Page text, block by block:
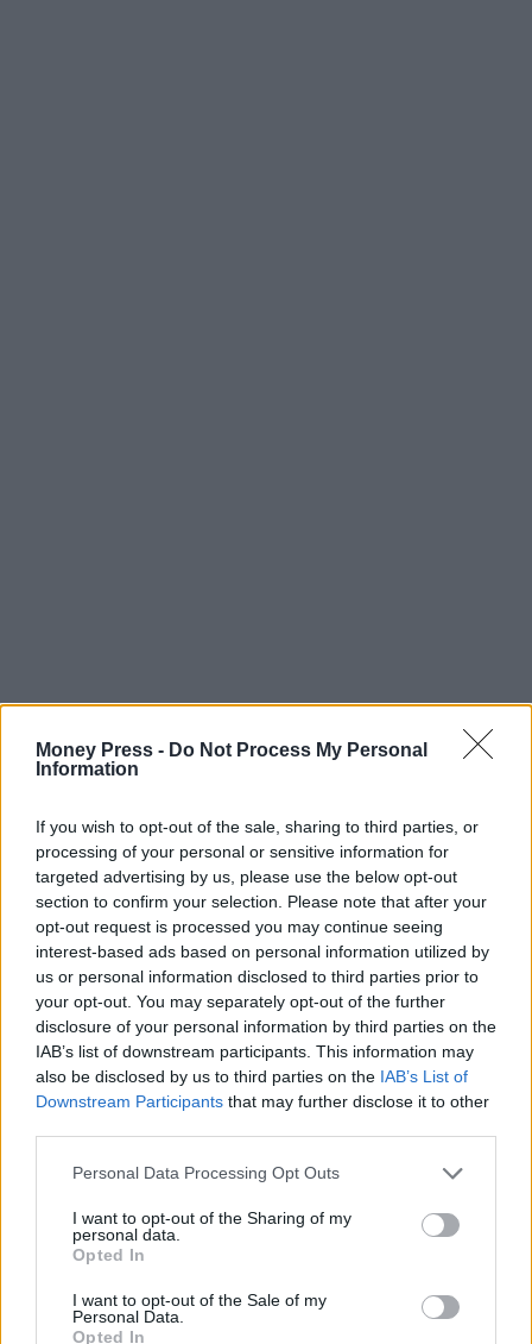
Money Press - Do Not Process My Personal
Information
If you wish to opt-out of the sale, sharing to third parties, or
processing of your personal or sensitive information for
targeted advertising by us, please use the below opt-out
section to confirm your selection. Please note that after your
opt-out request is processed you may continue seeing
interest-based ads based on personal information utilized by
us or personal information disclosed to third parties prior to
your opt-out. You may separately opt-out of the further
disclosure of your personal information by third parties on the
IAB’s list of downstream participants. This information may
also be disclosed by us to third parties on the IAB’s List of
Downstream Participants that may further disclose it to other
Personal Data Processing Opt Outs
I want to opt-out of the Sharing of my
personal data.
Opted In
I want to opt-out of the Sale of my
Personal Data.
Opted In